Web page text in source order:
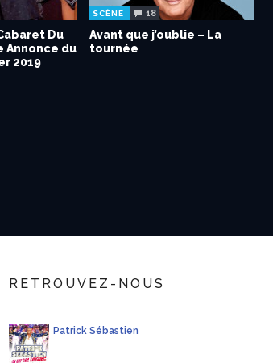
Du
Annonce du
2019
SCÈNE 18
Avant que j’oublie – La
tournée
RETROUVEZ-NOUS
Patrick Sébastien